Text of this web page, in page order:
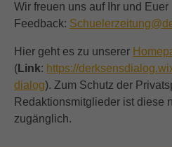
Wir freuen uns auf Ihr und Euer
Feedback:
Hier geht es zu unserer
(Link: https://
dialog). Zum Schutz der
Redaktionsmitglieder ist diese
zugänglich.